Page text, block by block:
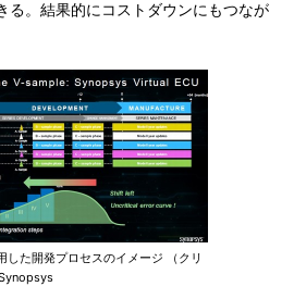
る。結果的にコストダウンにもつなが
した開発プロセスのイメージ （クリ